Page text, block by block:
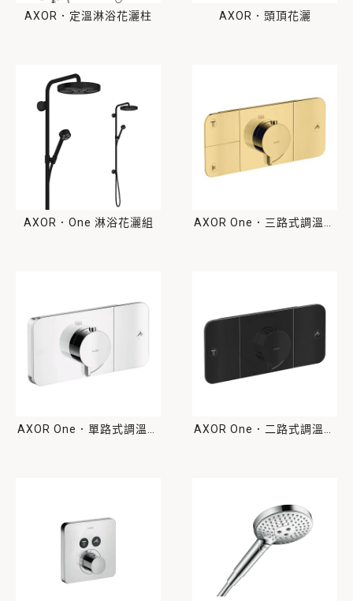
AXOR．定溫淋浴花灑柱 AXOR．頭頂花灑
AXOR．One 淋浴花灑組
AXOR One．三路式調溫控
AXOR One．單路式調溫控
AXOR One．二路式調溫控